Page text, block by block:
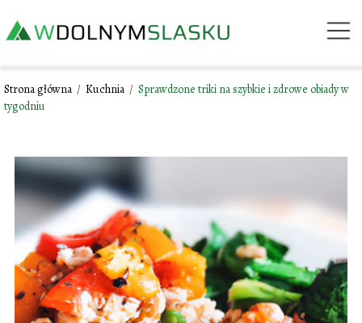
Strona główna / Kuchnia / Sprawdzone triki na szybkie i zdrowe obiady w
tygodniu